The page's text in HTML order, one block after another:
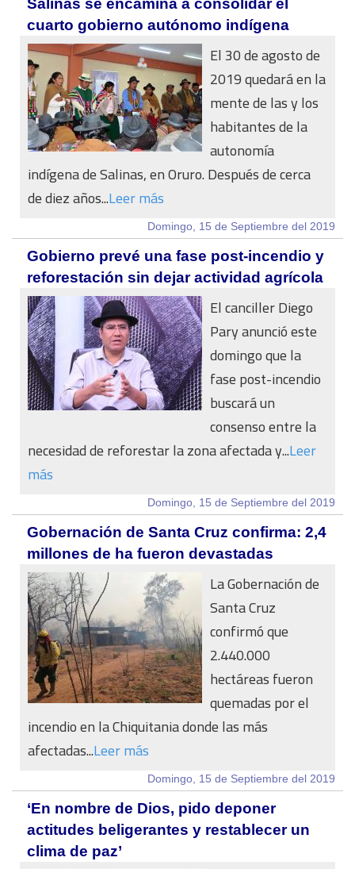
Salinas se encamina a consolidar el
cuarto gobierno autónomo indígena
El 30 de agosto de
2019 quedará en la
mente de las y los
habitantes de la
autonomía
indígena de Salinas, en Oruro. Después de cerca
de diez años...Leer más
Domingo, 15 de Septiembre del 2019
Gobierno prevé una fase post-incendio y
reforestación sin dejar actividad agrícola
El canciller Diego
Pary anunció este
domingo que la
fase post-incendio
buscará un
consenso entre la
necesidad de reforestar la zona afectada y...Leer
más
Domingo, 15 de Septiembre del 2019
Gobernación de Santa Cruz confirma: 2,4
millones de ha fueron devastadas
La Gobernación de
Santa Cruz
confirmó que
2.440.000
hectáreas fueron
quemadas por el
incendio en la Chiquitania donde las más
afectadas...Leer más
Domingo, 15 de Septiembre del 2019
‘En nombre de Dios, pido deponer
actitudes beligerantes y restablecer un
clima de paz’